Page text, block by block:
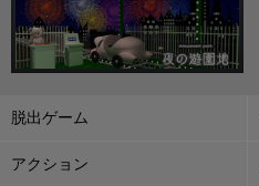
脱出ゲーム
アクション